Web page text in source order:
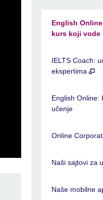
English
kurs koji vode
IELTS Coach:
ekspertima
English Online:
učenje
Online
Naši sajtovi za
Naše mobilne